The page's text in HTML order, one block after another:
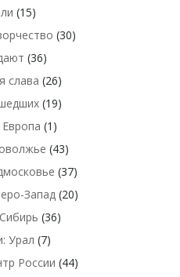
(15)
(30)
(36)
слава (26)
(19)
(1)
(43)
(37)
Запад (20)
(36)
Урал (7)
России (44)